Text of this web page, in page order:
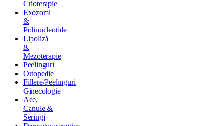
Crioterapie
Exozomi
&
Polinucleotide
Lipoliză
&
Mezoterapie
Peelinguri
Ortopedie
Fillere/Peelinguri
Ginecologie
Ace,
Canule &
Seringi